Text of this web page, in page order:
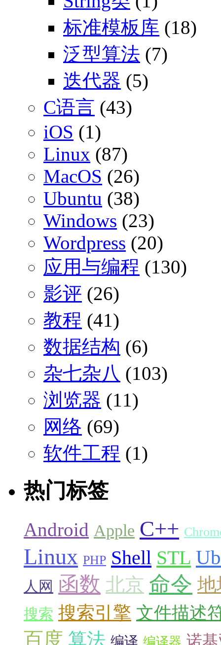
标准模板库 (18)
泛型算法 (7)
迭代器 (5)
C语言 (43)
iOS (1)
Linux (87)
MacOS (26)
Ubuntu (38)
Windows (23)
Wordpress (20)
应用与编程 (130)
影评 (26)
教程 (41)
数据结构 (6)
杂七杂八 (103)
浏览器 (11)
网络 (69)
软件工程 (1)
热门标签
Android Apple C++
Linux PHP Shell STL
人网 函数 北京 命令 地
搜索 搜索引擎 文件描述
百度 算法 编译 编译器 诺